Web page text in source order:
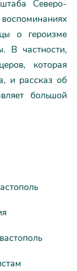
Северо-
о героизме
В частности,
которая
и рассказ об
большой